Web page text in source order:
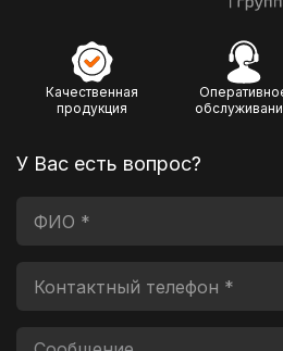
Качественная
продукция
У Вас есть вопрос?